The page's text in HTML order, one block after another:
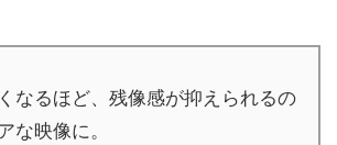
なるほど、残像感が抑えられるの
な映像に。